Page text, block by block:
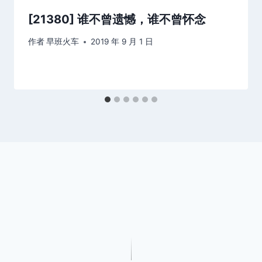
[21380] 谁不曾遗憾，谁不曾怀念
作者早班火车 2019 年 9 月 1 日